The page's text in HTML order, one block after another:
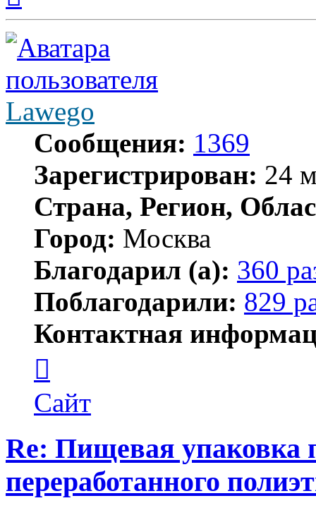
началу
Lawego
Сообщения: 1369
Зарегистрирован: 24
Страна, Регион,
Город: Москва
Благодарил (а): 360
Поблагодарили: 829
Контактная
пользователя
Lawego
Сайт
Re: Пищевая упаковка
переработанного